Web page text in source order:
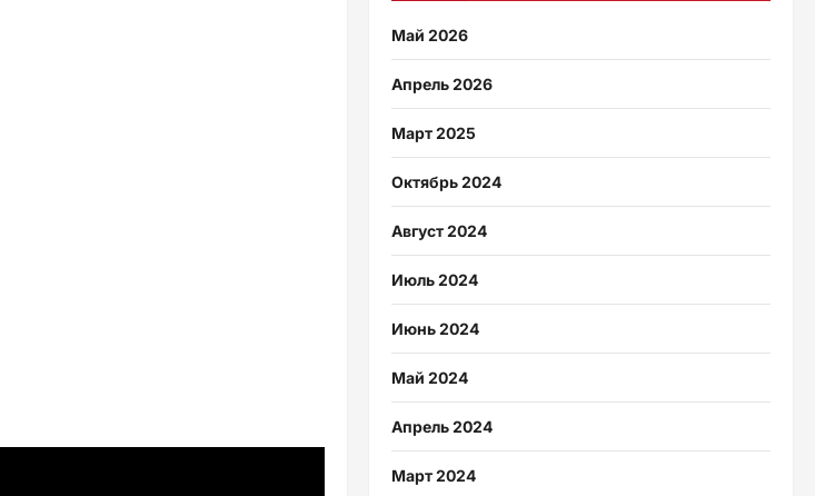
Май 2026
Апрель 2026
Март 2025
Октябрь 2024
Август 2024
Июль 2024
Июнь 2024
Май 2024
Апрель 2024
Март 2024